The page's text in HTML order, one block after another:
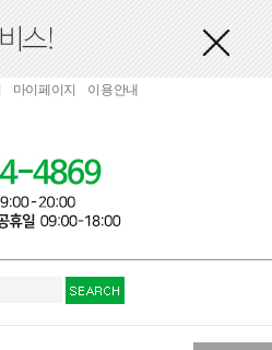
마이페이지 이용안내